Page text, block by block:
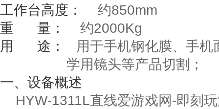
工作台高度：
约850mm
重
量： 约2000Kg
用
途：
用于手机钢化膜、手机
学用镜头等产品切割；
一、 设备概述
HYW-1311L直线爱游戏网-即刻